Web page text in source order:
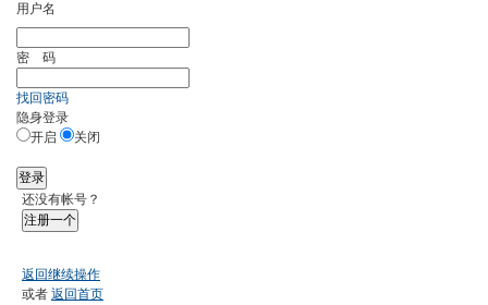
用户名
密 码
找回密码
隐身登录
开启
关闭
登录
还没有帐号？
注册一个
返回继续操作
或者 返回首页